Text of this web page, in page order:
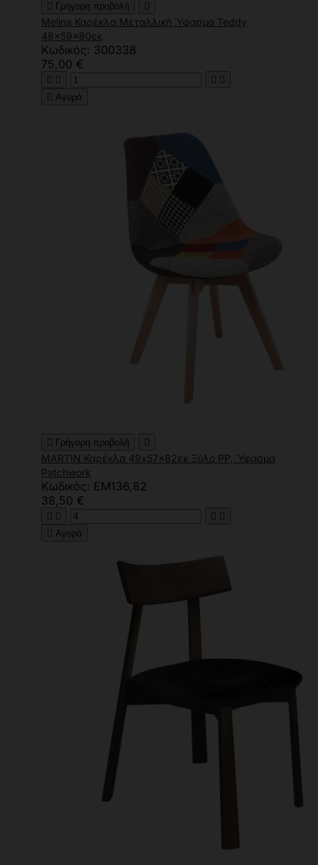
 Γρήγορη προβολή 
Melina Καρέκλα Μεταλλική Ύφασμα Teddy
48x59x80εκ
Κωδικός: 300338
75,00 €
   
 Αγορά
 Γρήγορη προβολή 
MARTIN Καρέκλα 49x57x82εκ Ξύλο PP, Ύφασμα
Patchwork
Κωδικός: ΕΜ136,82
38,50 €
   
 Αγορά